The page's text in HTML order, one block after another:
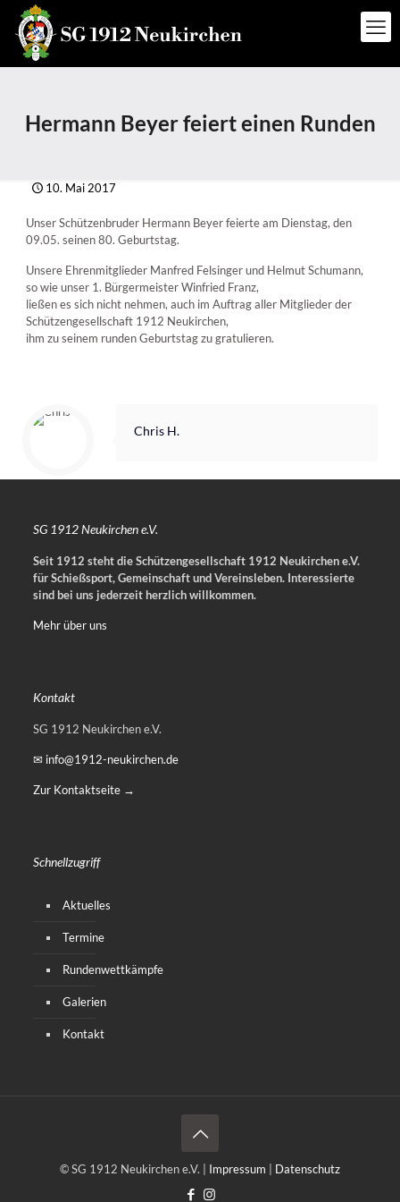
Hermann Beyer feiert einen Runden
10. Mai 2017
Unser Schützenbruder Hermann Beyer feierte am Dienstag, den
09.05. seinen 80. Geburtstag.
Unsere Ehrenmitglieder Manfred Felsinger und Helmut Schumann,
so wie unser 1. Bürgermeister Winfried Franz,
ließen es sich nicht nehmen, auch im Auftrag aller Mitglieder der
Schützengesellschaft 1912 Neukirchen,
ihm zu seinem runden Geburtstag zu gratulieren.
Chris H.
SG 1912 Neukirchen e.V.
Seit 1912 steht die Schützengesellschaft 1912 Neukirchen e.V.
für Schießsport, Gemeinschaft und Vereinsleben. Interessierte
sind bei uns jederzeit herzlich willkommen.
Mehr über uns
Kontakt
SG 1912 Neukirchen e.V.
✉ info@1912-neukirchen.de
Zur Kontaktseite →
Schnellzugriff
Aktuelles
Termine
Rundenwettkämpfe
Galerien
Kontakt
© SG 1912 Neukirchen e.V. | Impressum Datenschutz